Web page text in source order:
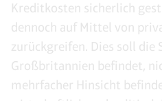
Kreditkosten sicherlich
dennoch auf Mittel von
zurückgreifen. Dies soll die
Großbritannien befindet,
mehrfacher Hinsicht